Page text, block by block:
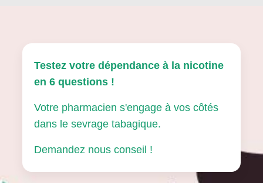
Testez votre dépendance à la nicotine
en 6 questions !
Votre pharmacien s'engage à vos côtés
dans le sevrage tabagique.
Demandez nous conseil !